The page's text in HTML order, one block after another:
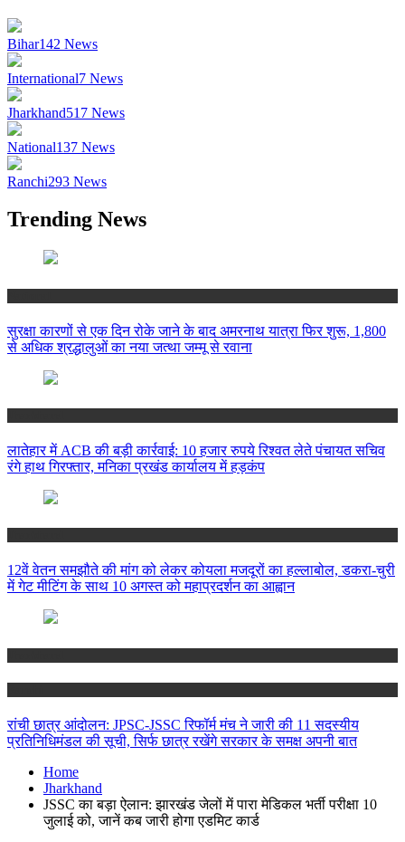
Bihar142 News
International7 News
Jharkhand517 News
National137 News
Ranchi293 News
Trending News
सुरक्षा कारणों से एक दिन रोके जाने के बाद अमरनाथ यात्रा फिर शुरू, 1,800
से अधिक श्रद्धालुओं का नया जत्था जम्मू से रवाना
लातेहार में ACB की बड़ी कार्रवाई: 10 हजार रुपये रिश्वत लेते पंचायत सचिव
रंगे हाथ गिरफ्तार, मनिका प्रखंड कार्यालय में हड़कंप
12वें वेतन समझौते की मांग को लेकर कोयला मजदूरों का हल्लाबोल, डकरा-चुरी
में गेट मीटिंग के साथ 10 अगस्त को महाप्रदर्शन का आह्वान
रांची छात्र आंदोलन: JPSC-JSSC रिफॉर्म मंच ने जारी की 11 सदस्यीय
प्रतिनिधिमंडल की सूची, सिर्फ छात्र रखेंगे सरकार के समक्ष अपनी बात
Home
Jharkhand
JSSC का बड़ा ऐलान: झारखंड जेलों में पारा मेडिकल भर्ती परीक्षा 10
जुलाई को, जानें कब जारी होगा एडमिट कार्ड